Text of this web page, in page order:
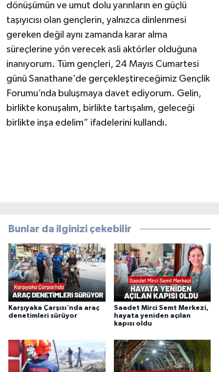
dönüşümün ve umut dolu yarınların en güçlü
taşıyıcısı olan gençlerin, yalnızca dinlenmesi
gereken değil aynı zamanda karar alma
süreçlerine yön verecek asli aktörler olduğuna
inanıyorum. Tüm gençleri, 24 Mayıs Cumartesi
günü Sanathane’de gerçekleştireceğimiz Gençlik
Forumu’nda buluşmaya davet ediyorum. Gelin,
birlikte konuşalım, birlikte tartışalım, geleceği
birlikte inşa edelim” ifadelerini kullandı.
Bunlar da ilginizi çekebilir
Karşıyaka Çarşısı'nda araç
denetimleri sürüyor
Saadet Mirci Semt Merkezi,
hayata yeniden açılan
kapısı oldu